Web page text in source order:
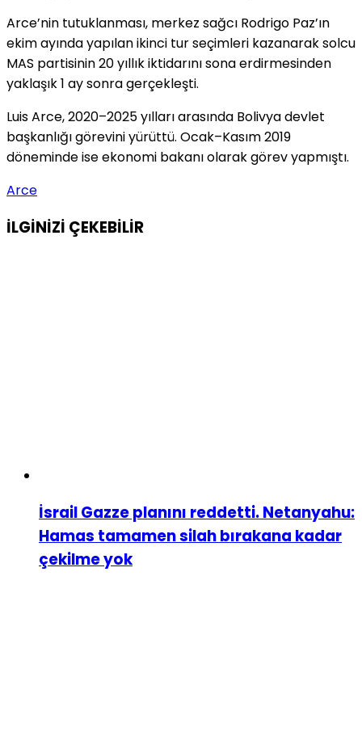
Arce’nin tutuklanması, merkez sağcı Rodrigo Paz’ın
ekim ayında yapılan ikinci tur seçimleri kazanarak solcu
MAS partisinin 20 yıllık iktidarını sona erdirmesinden
yaklaşık 1 ay sonra gerçekleşti.
Luis Arce, 2020–2025 yılları arasında Bolivya devlet
başkanlığı görevini yürüttü. Ocak–Kasım 2019
döneminde ise ekonomi bakanı olarak görev yapmıştı.
Arce
İLGİNİZİ ÇEKEBİLİR
İsrail Gazze planını reddetti. Netanyahu:
Hamas tamamen silah bırakana kadar
çekilme yok